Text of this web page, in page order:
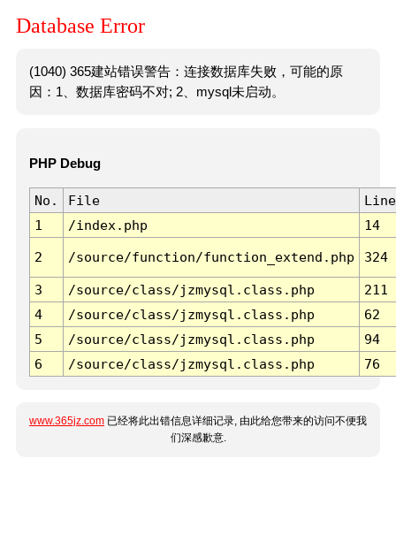
Database Error
(1040) 365建站错误警告：连接数据库失败，可能的原
因：1、数据库密码不对; 2、mysql未启动。
PHP Debug
No. File
Line
1
/index.php 14
2 /source/function/function_extend.php 324
3 /source/class/jzmysql.class.php
211
4
/source/class/jzmysql.class.php
62
5
/source/class/jzmysql.class.php
94
6
/source/class/jzmysql.class.php 76
www.365jz.com 已经将此出错信息详细记录, 由此给您带来的访问不便我
们深感歉意.